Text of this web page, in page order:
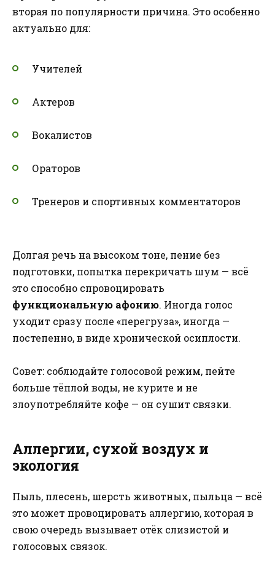
вторая по популярности причина. Это особенно
актуально для:
Учителей
Актеров
Вокалистов
Ораторов
Тренеров и спортивных комментаторов
Долгая речь на высоком тоне, пение без
подготовки, попытка перекричать шум — всё
это способно спровоцировать
функциональную афонию. Иногда голос
уходит сразу после «перегруза», иногда —
постепенно, в виде хронической осиплости.
Совет: соблюдайте голосовой режим, пейте
больше тёплой воды, не курите и не
злоупотребляйте кофе — он сушит связки.
Аллергии, сухой воздух и
экология
Пыль, плесень, шерсть животных, пыльца — всё
это может провоцировать аллергию, которая в
свою очередь вызывает отёк слизистой и
голосовых связок.